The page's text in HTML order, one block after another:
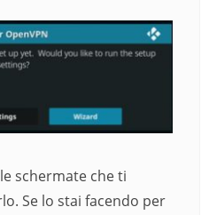
schermate che ti
Se lo stai facendo per